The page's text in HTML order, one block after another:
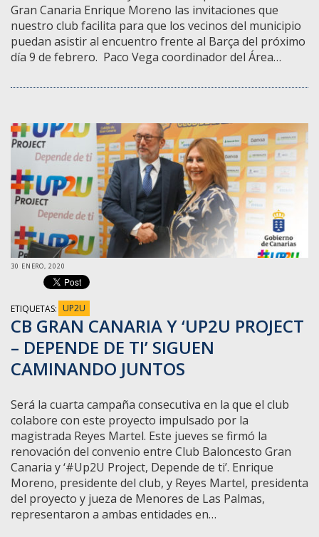
Gran Canaria Enrique Moreno las invitaciones que
nuestro club facilita para que los vecinos del municipio
puedan asistir al encuentro frente al Barça del próximo
día 9 de febrero. Paco Vega coordinador del Área…
30 ENERO, 2020
ETIQUETAS: UP2U
CB GRAN CANARIA Y ‘UP2U PROJECT
– DEPENDE DE TI’ SIGUEN
CAMINANDO JUNTOS
Será la cuarta campaña consecutiva en la que el club
colabore con este proyecto impulsado por la
magistrada Reyes Martel. Este jueves se firmó la
renovación del convenio entre Club Baloncesto Gran
Canaria y ‘#Up2U Project, Depende de ti’. Enrique
Moreno, presidente del club, y Reyes Martel, presidenta
del proyecto y jueza de Menores de Las Palmas,
representaron a ambas entidades en…